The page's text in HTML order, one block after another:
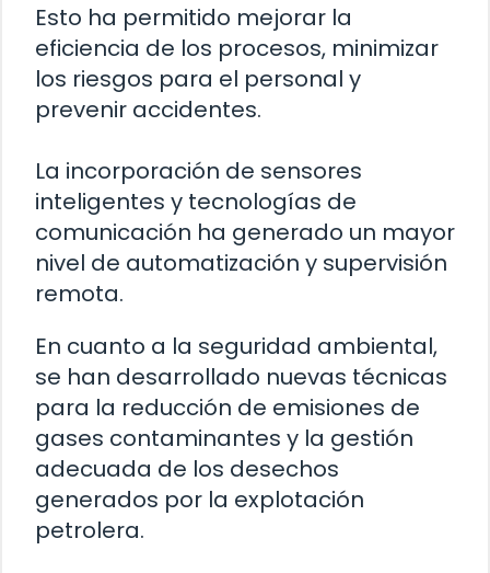
Esto ha permitido mejorar la
eficiencia de los procesos, minimizar
los riesgos para el personal y
prevenir accidentes.
La incorporación de sensores
inteligentes y tecnologías de
comunicación ha generado un mayor
nivel de automatización y supervisión
remota.
En cuanto a la seguridad ambiental,
se han desarrollado nuevas técnicas
para la reducción de emisiones de
gases contaminantes y la gestión
adecuada de los desechos
generados por la explotación
petrolera.